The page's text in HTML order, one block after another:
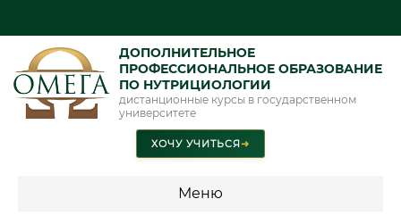
ДОПОЛНИТЕЛЬНОЕ
ПРОФЕССИОНАЛЬНОЕ ОБРАЗОВАНИЕ
ПО НУТРИЦИОЛОГИИ
дистанционные курсы в государственном
университете
ХОЧУ УЧИТЬСЯ➜
Меню